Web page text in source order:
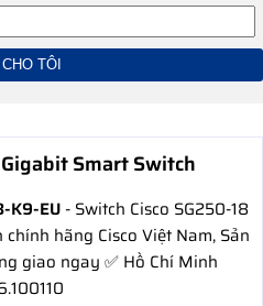
Smart Switch
K9-EU - Switch Cisco SG250-18
hãng Cisco Việt Nam, Sản
giao ngay ✅ Hồ Chí Minh